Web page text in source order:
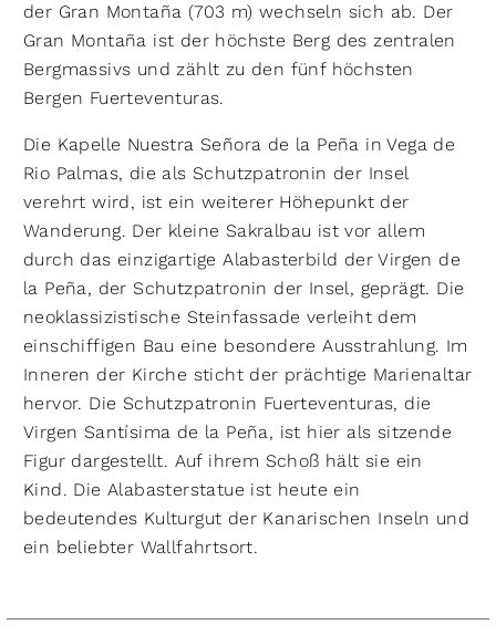
der Gran Montaña (703 m) wechseln sich ab. Der
Gran Montaña ist der höchste Berg des zentralen
Bergmassivs und zählt zu den fünf höchsten
Bergen Fuerteventuras.
Die Kapelle Nuestra Señora de la Peña in Vega de
Rio Palmas, die als Schutzpatronin der Insel
verehrt wird, ist ein weiterer Höhepunkt der
Wanderung. Der kleine Sakralbau ist vor allem
durch das einzigartige Alabasterbild der Virgen de
la Peña, der Schutzpatronin der Insel, geprägt. Die
neoklassizistische Steinfassade verleiht dem
einschiffigen Bau eine besondere Ausstrahlung. Im
Inneren der Kirche sticht der prächtige Marienaltar
hervor. Die Schutzpatronin Fuerteventuras, die
Virgen Santísima de la Peña, ist hier als sitzende
Figur dargestellt. Auf ihrem Schoß hält sie ein
Kind. Die Alabasterstatue ist heute ein
bedeutendes Kulturgut der Kanarischen Inseln und
ein beliebter Wallfahrtsort.